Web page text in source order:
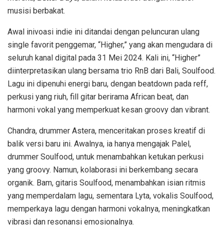
musisi berbakat.
Awal inivoasi indie ini ditandai dengan peluncuran ulang
single favorit penggemar, “Higher,” yang akan mengudara di
seluruh kanal digital pada 31 Mei 2024. Kali ini, “Higher”
diinterpretasikan ulang bersama trio RnB dari Bali, Soulfood.
Lagu ini dipenuhi energi baru, dengan beatdown pada reff,
perkusi yang riuh, fill gitar berirama African beat, dan
harmoni vokal yang memperkuat kesan groovy dan vibrant.
Chandra, drummer Astera, menceritakan proses kreatif di
balik versi baru ini. Awalnya, ia hanya mengajak Palel,
drummer Soulfood, untuk menambahkan ketukan perkusi
yang groovy. Namun, kolaborasi ini berkembang secara
organik. Bam, gitaris Soulfood, menambahkan isian ritmis
yang memperdalam lagu, sementara Lyta, vokalis Soulfood,
memperkaya lagu dengan harmoni vokalnya, meningkatkan
vibrasi dan resonansi emosionalnya.